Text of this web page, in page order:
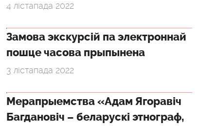
4 лістапада 2022
Замова экскурсій па электроннай
пошце часова прыпынена
3 лістапада 2022
Мерапрыемства «Адам Ягоравіч
Багдановіч – беларускі этнограф,